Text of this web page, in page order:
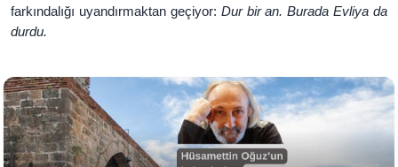
farkındalığı uyandırmaktan geçiyor: Dur bir an. Burada Evliya da
durdu.